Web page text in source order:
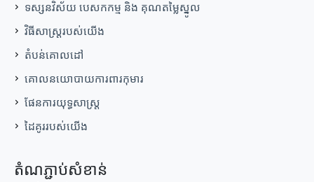
ទស្សនវិស័យ បេសកកម្ម និង គុណតម្លៃស្នូល
វិធីសាស្រ្តរបស់យើង
តំបន់គោលដៅ
គោលនយោបាយការពារកុមារ
ផែនការយុទ្ធសាស្ត្រ
ដៃគូររបស់យើង
តំណភ្ជាប់សំខាន់